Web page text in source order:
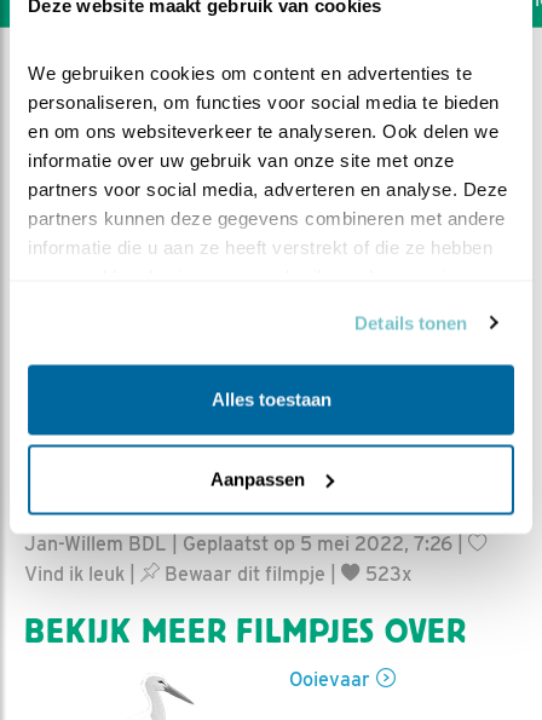
Deze website maakt gebruik van cookies
We gebruiken cookies om content en advertenties te
personaliseren, om functies voor social media te bieden
en om ons websiteverkeer te analyseren. Ook delen we
informatie over uw gebruik van onze site met onze
partners voor social media, adverteren en analyse. Deze
partners kunnen deze gegevens combineren met andere
informatie die u aan ze heeft verstrekt of die ze hebben
Details tonen
Alles toestaan
Aanpassen
DEEL DIT FILMPJE
Jan-Willem BDL | Geplaatst op 5 mei 2022, 7:26 |
Vind ik leuk
Bewaar dit filmpje 523x
BEKIJK MEER FILMPJES OVER
Ooievaar